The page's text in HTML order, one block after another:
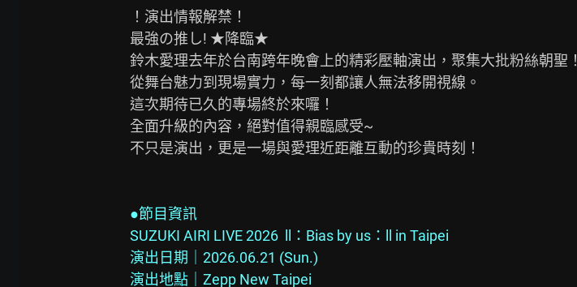
！演出情報解禁！
最強の推し! ★降臨★
鈴木愛理去年於台南跨年晚會上的精彩壓軸演出，聚集大批粉絲朝聖！
從舞台魅力到現場實力，每一刻都讓人無法移開視線。
這次期待已久的專場終於來囉！
全面升級的內容，絕對值得親臨感受~
不只是演出，更是一場與愛理近距離互動的珍貴時刻！
●節目資訊
SUZUKI AIRI LIVE 2026  ll：Bias by us：ll in Taipei
演出日期｜2026.06.21 (Sun.)
演出地點｜Zepp New Taipei